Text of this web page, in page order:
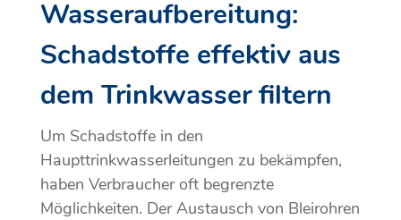
Wasseraufbereitung:
Schadstoffe effektiv aus
dem Trinkwasser filtern
Um Schadstoffe in den
Haupttrinkwasserleitungen zu bekämpfen,
haben Verbraucher oft begrenzte
Möglichkeiten. Der Austausch von Bleirohren